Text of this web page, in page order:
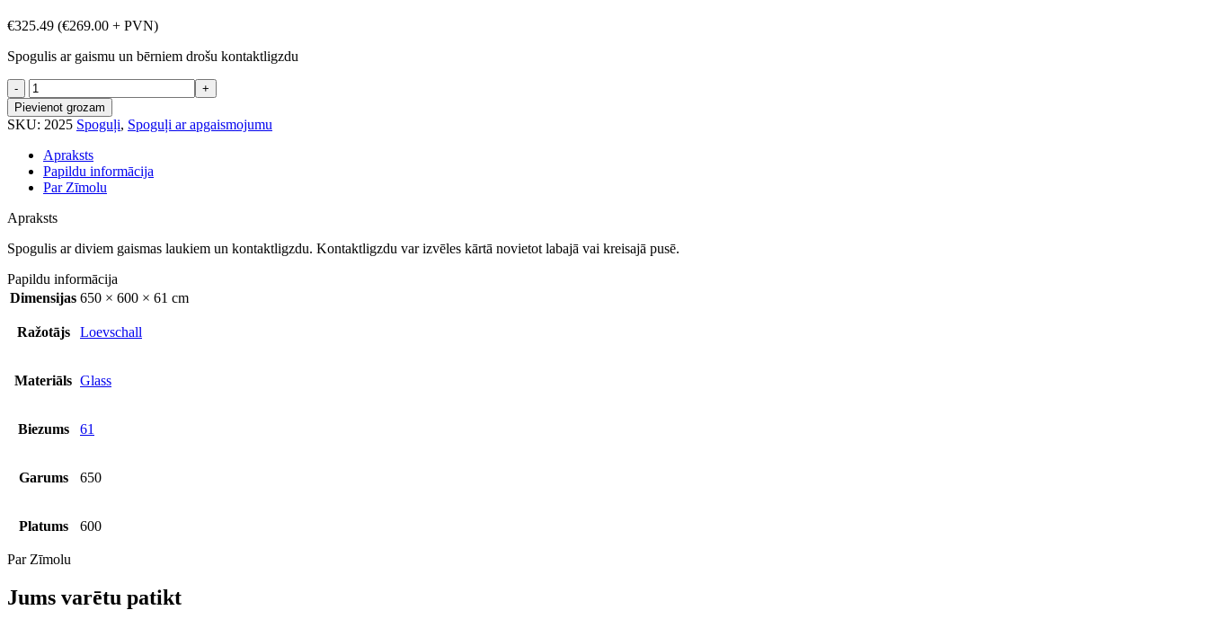
€325.49 (€269.00 + PVN)
Spogulis ar gaismu un bērniem drošu kontaktligzdu
Spogulis
ar
kontaktligzdu
600x650mm
daudzums
Pievienot grozam
SKU: 2025 Spoguļi, Spoguļi ar apgaismojumu
Apraksts
Papildu informācija
Par Zīmolu
Apraksts
Spogulis ar diviem gaismas laukiem un kontaktligzdu. Kontaktligzdu var izvēles kārtā novietot labajā vai kreisajā pusē.
Papildu informācija
Dimensijas 650 × 600 × 61 cm
Ražotājs Loevschall
Materiāls Glass
Biezums 61
Garums 650
Platums 600
Par Zīmolu
Jums varētu patikt